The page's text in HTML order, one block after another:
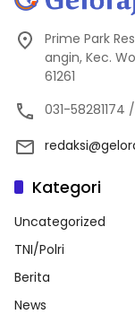
Prime Park
angin, Kec.
61261
031-58281174
Kategori
Uncategorized
TNI/Polri
Berita
News